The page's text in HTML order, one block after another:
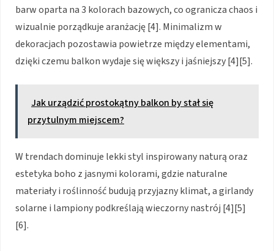
barw oparta na 3 kolorach bazowych, co ogranicza chaos i
wizualnie porządkuje aranżację [4]. Minimalizm w
dekoracjach pozostawia powietrze między elementami,
dzięki czemu balkon wydaje się większy i jaśniejszy [4][5].
Jak urządzić prostokątny balkon by stał się
przytulnym miejscem?
W trendach dominuje lekki styl inspirowany naturą oraz
estetyka boho z jasnymi kolorami, gdzie naturalne
materiały i roślinność budują przyjazny klimat, a girlandy
solarne i lampiony podkreślają wieczorny nastrój [4][5]
[6].